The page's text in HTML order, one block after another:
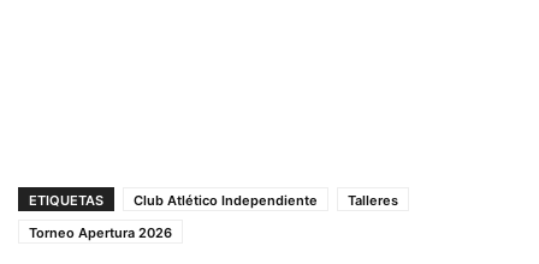
ETIQUETAS Club Atlético Independiente
Talleres
Torneo Apertura 2026